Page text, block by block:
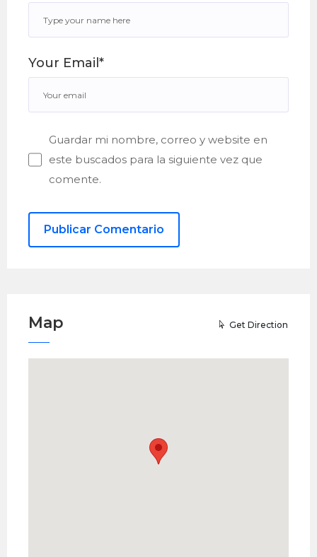
Your Email*
Guardar mi nombre, correo y website en
este buscados para la siguiente vez que
comente.
Map Get Direction